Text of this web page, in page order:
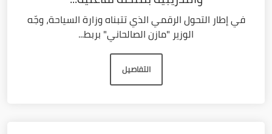
في إطار التحول الرقمي الذي تتبناه وزارة السياحة، وجّه
الوزير "مازن الصالحاني" بربط...
التفاصيل